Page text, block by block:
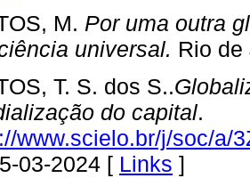
M. Por uma outra
universal. Rio
T. S. dos S..
do capital.
www.scielo.br/j/soc/a/
03-2024 [ Links ]